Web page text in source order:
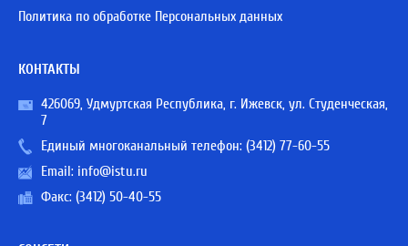
Политика по обработке Персональных данных
КОНТАКТЫ
426069, Удмуртская Республика, г. Ижевск, ул. Студенческая,
7
Единый многоканальный телефон: (3412) 77-60-55
Email: info@istu.ru
Факс: (3412) 50-40-55